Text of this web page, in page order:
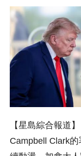
【星島綜合報道
Campbell Clark